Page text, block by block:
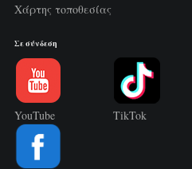
Χάρτης τοποθεσίας
Σε σύνδεση
YouTube TikTok